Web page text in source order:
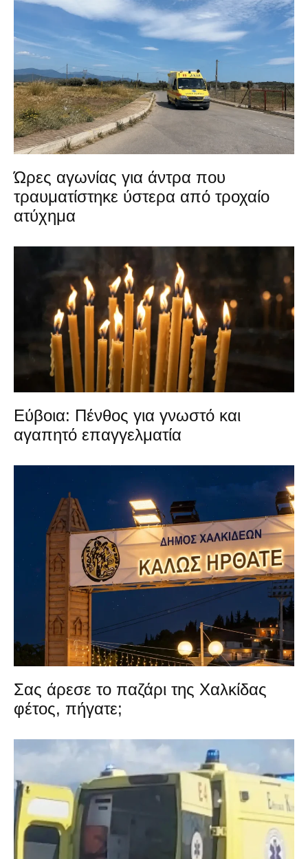
Ώρες αγωνίας για άντρα που
τραυματίστηκε ύστερα από τροχαίο
ατύχημα
Εύβοια: Πένθος για γνωστό και
αγαπητό επαγγελματία
Σας άρεσε το παζάρι της Χαλκίδας
φέτος, πήγατε;